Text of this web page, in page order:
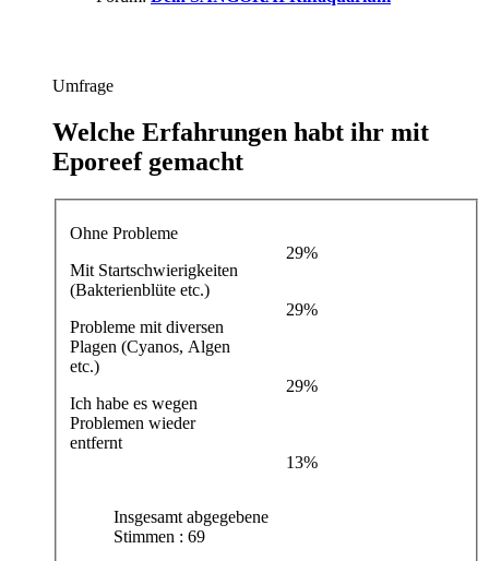
Umfrage
Welche Erfahrungen habt ihr mit
Eporeef gemacht
Ohne Probleme
29%
Mit Startschwierigkeiten
(Bakterienblüte etc.)
29%
Probleme mit diversen
Plagen (Cyanos, Algen
etc.)
29%
Ich habe es wegen
Problemen wieder
entfernt
13%
Insgesamt abgegebene
Stimmen : 69